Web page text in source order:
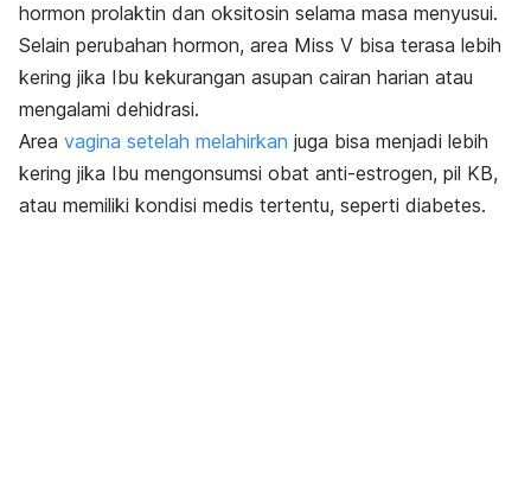
hormon prolaktin dan oksitosin selama masa menyusui.
Selain perubahan hormon, area Miss V bisa terasa lebih
kering jika Ibu kekurangan asupan cairan harian atau
mengalami dehidrasi.
Area vagina setelah melahirkan juga bisa menjadi lebih
kering jika Ibu mengonsumsi obat anti-estrogen, pil KB,
atau memiliki kondisi medis tertentu, seperti diabetes.